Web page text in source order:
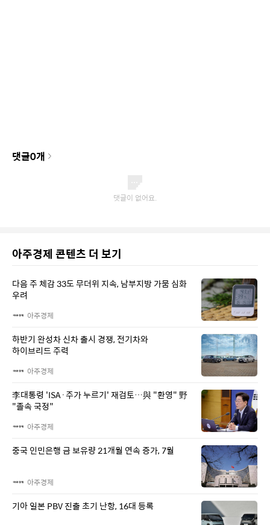
댓글0개
아주경제 콘텐츠 더 보기
다음 주 체감 33도 무더위 지속, 남부지방 가뭄 심화
우려
아주경제
하반기 완성차 신차 출시 경쟁, 전기차와
하이브리드 주력
아주경제
李대통령 'ISA·주가 누르기' 재검토…與 "환영" 野
"졸속 국정"
아주경제
중국 인민은행 금 보유량 21개월 연속 증가, 7월
아주경제
기아 일본 PBV 진출 초기 난항, 16대 등록